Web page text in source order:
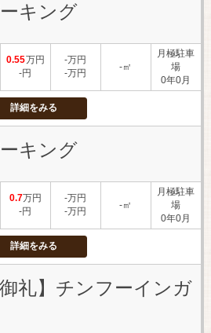
キング
0.55万円
-円
-万円
-万円
-㎡
月極駐車
場
0年0月
詳細をみる
キング
0.7万円
-円
-万円
-万円
-㎡
月極駐車
場
0年0月
詳細をみる
御礼】チンフーインガ